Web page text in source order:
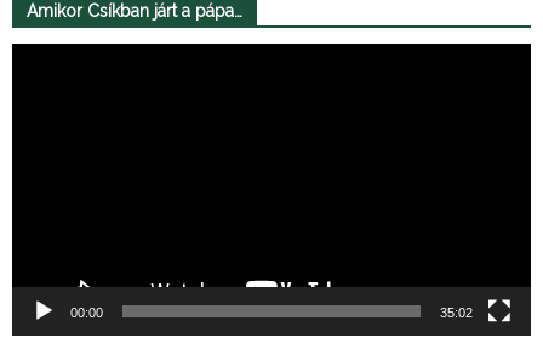
Amikor Csíkban járt a pápa…
00:00 35:02